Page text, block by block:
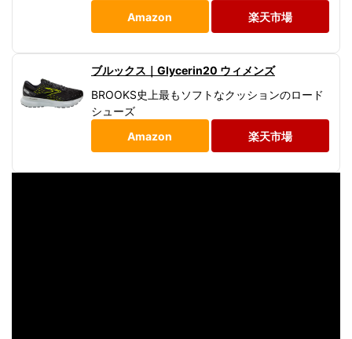
Amazon
楽天市場
ブルックス｜Glycerin20 ウィメンズ
BROOKS史上最もソフトなクッションのロード
シューズ
Amazon
楽天市場